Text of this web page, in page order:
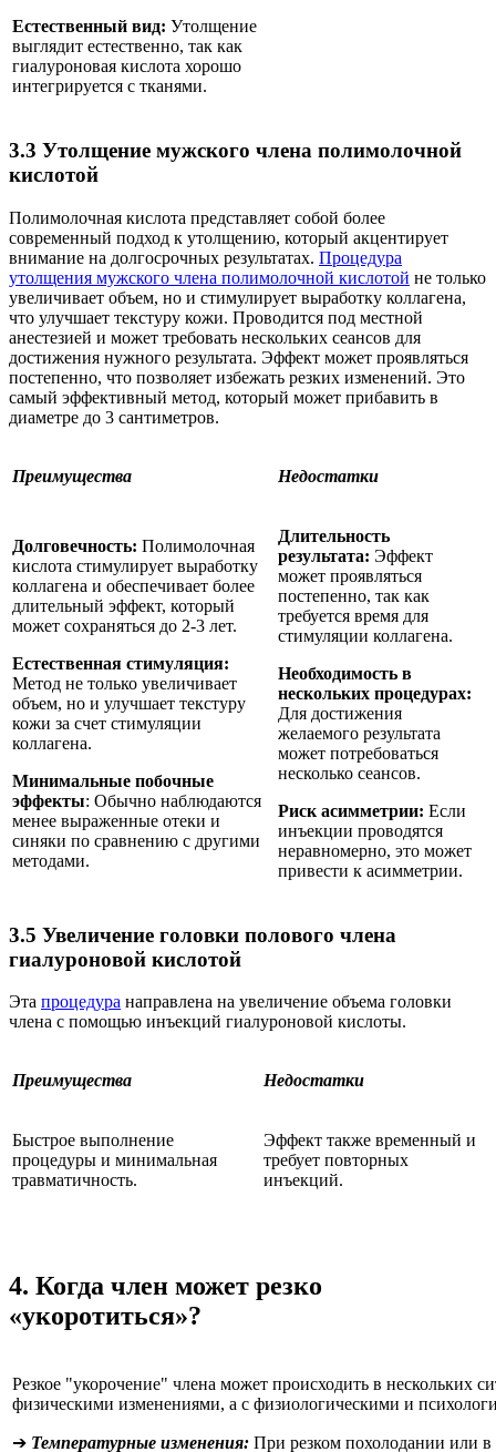
Естественный вид: Утолщение
выглядит естественно, так как
гиалуроновая кислота хорошо
интегрируется с тканями.
3.3 Утолщение мужского члена полимолочной
кислотой
Полимолочная кислота представляет собой более
современный подход к утолщению, который акцентирует
внимание на долгосрочных результатах. Процедура
утолщения мужского члена полимолочной кислотой не только
увеличивает объем, но и стимулирует выработку коллагена,
что улучшает текстуру кожи. Проводится под местной
анестезией и может требовать нескольких сеансов для
достижения нужного результата. Эффект может проявляться
постепенно, что позволяет избежать резких изменений. Это
самый эффективный метод, который может прибавить в
диаметре до 3 сантиметров.
Преимущества Недостатки
Долговечность: Полимолочная
кислота стимулирует выработку
коллагена и обеспечивает более
длительный эффект, который
может сохраняться до 2-3 лет.
Естественная стимуляция:
Метод не только увеличивает
объем, но и улучшает текстуру
кожи за счет стимуляции
коллагена.
Минимальные побочные
эффекты: Обычно наблюдаются
менее выраженные отеки и
синяки по сравнению с другими
методами.
Длительность
результата: Эффект
может проявляться
постепенно, так как
требуется время для
стимуляции коллагена.
Необходимость в
нескольких процедурах:
Для достижения
желаемого результата
может потребоваться
несколько сеансов.
Риск асимметрии: Если
инъекции проводятся
неравномерно, это может
привести к асимметрии.
3.5 Увеличение головки полового члена
гиалуроновой кислотой
Эта процедура направлена на увеличение объема головки
члена с помощью инъекций гиалуроновой кислоты.
Преимущества Недостатки
Быстрое выполнение
процедуры и минимальная
травматичность.
Эффект также временный и
требует повторных
инъекций.
4. Когда член может резко
«укоротиться»?
Резкое "укорочение" члена может происходить в нескольких
физическими изменениями, а с физиологическими и
➔ Температурные изменения: При резком похолодании или в